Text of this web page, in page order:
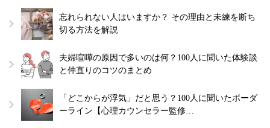
忘れられない人はいますか？ その理由と未練を断ち
切る方法を解説
夫婦喧嘩の原因で多いのは何？100人に聞いた体験談
と仲直りのコツのまとめ
「どこからが浮気」だと思う？100人に聞いたボーダ
ーライン【心理カウンセラー監修…